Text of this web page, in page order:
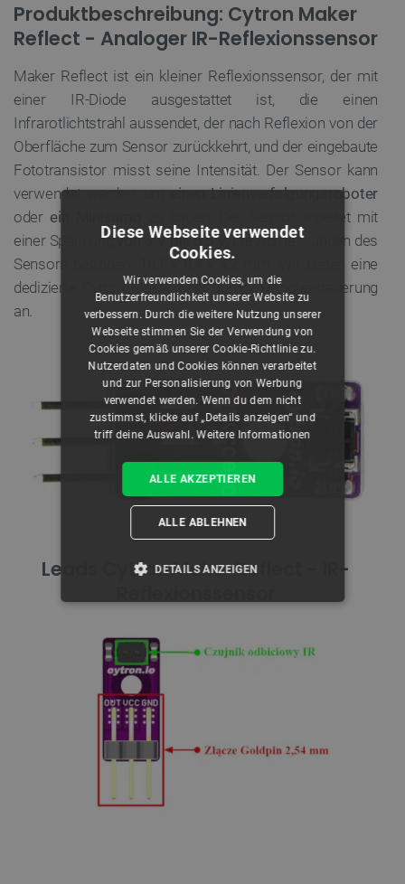
Produktbeschreibung: Cytron Maker
Reflect - Analoger IR-Reflexionssensor
Maker Reflect ist ein kleiner Reflexionssensor, der mit
einer IR-Diode ausgestattet ist, die einen
Infrarotlichtstrahl aussendet, der nach Reflexion von der
Oberfläche zum Sensor zurückkehrt, und der eingebaute
Fototransistor misst seine Intensität. Der Sensor kann
verwendet werden, umeinen Linienverfolgungsroboter
oder ein Minisumo
zu bauen. Der Sensor arbeitet mit
einer Spannungvon 3 V bis 5,5 V.Die Abmessungen des
Sensors betragen: 18,1 x 8,4 x 4,2 mm. Wir bieten eine
dedizierte
Cytron Maker Mini Sumo- Robotersteuerung
an.
Leads Cytron Maker Reflect - IR-
Diese Webseite verwendet
Cookies.
Wir verwenden Cookies, um die
Benutzerfreundlichkeit unserer Website zu
verbessern. Durch die weitere Nutzung unserer
Webseite stimmen Sie der Verwendung von
Cookies gemäß unserer Cookie-Richtlinie zu.
Nutzerdaten und Cookies können verarbeitet
und zur Personalisierung von Werbung
verwendet werden. Wenn du dem nicht
zustimmst, klicke auf „Details anzeigen“ und
triff deine Auswahl.Weitere Informationen
ALLE AKZEPTIEREN
ALLE ABLEHNEN
DETAILS ANZEIGEN
PERFORMANCE
TARGETING
FUNKTIONALITÄT